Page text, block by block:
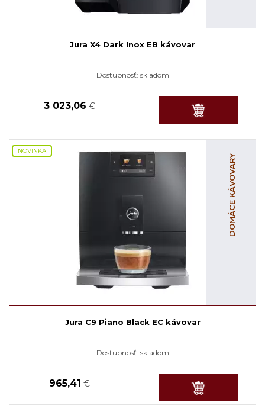
Jura X4 Dark Inox EB kávovar
Dostupnosť: skladom
3 023,06 €
NOVINKA
DOMÁCE KÁVOVARY
Jura C9 Piano Black EC kávovar
Dostupnosť: skladom
965,41 €